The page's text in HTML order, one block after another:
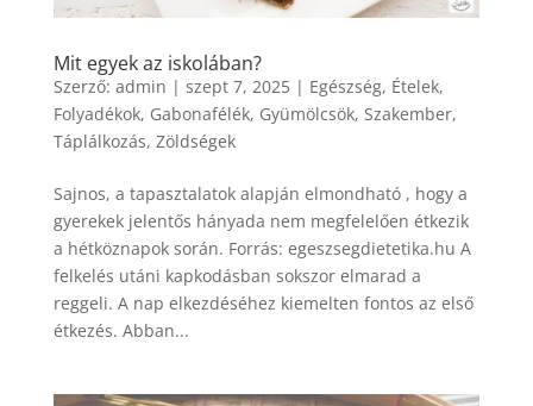
Mit egyek az iskolában?
Szerző: admin | szept 7, 2025| Egészség, Ételek,
Folyadékok, Gabonafélék, Gyümölcsök, Szakember,
Táplálkozás, Zöldségek
Sajnos, a tapasztalatok alapján elmondható , hogy a
gyerekek jelentős hányada nem megfelelően étkezik
a hétköznapok során. Forrás: egeszsegdietetika.hu A
felkelés utáni kapkodásban sokszor elmarad a
reggeli. A nap elkezdéséhez kiemelten fontos az első
étkezés. Abban...